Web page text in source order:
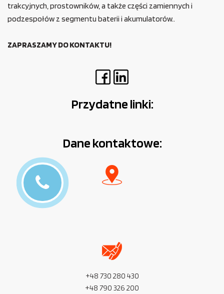
trakcyjnych, prostowników, a także części zamiennych i
podzespołów z segmentu baterii i akumulatorów..
ZAPRASZAMY DO KONTAKTU!
Przydatne linki:
Dane kontaktowe:
+48 730 280 430
+48 790 326 200